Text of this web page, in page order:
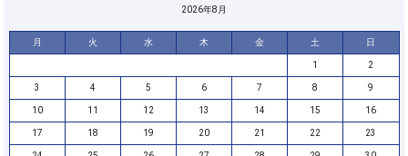
2026年8月
月 火 水 木 金 土 日
1 2
3 4 5 6 7 8 9
10 11 12 13 14 15 16
17 18 19 20 21 22 23